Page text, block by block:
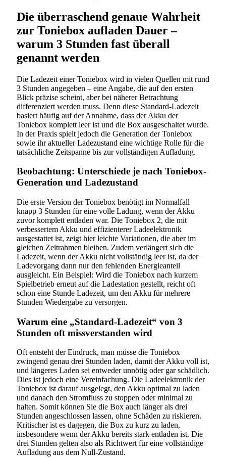
Die überraschend genaue Wahrheit
zur Toniebox aufladen Dauer –
warum 3 Stunden fast überall
genannt werden
Die Ladezeit einer Toniebox wird in vielen Quellen mit rund
3 Stunden angegeben – eine Angabe, die auf den ersten
Blick präzise scheint, aber bei näherer Betrachtung
differenziert werden muss. Denn diese Standard-Ladezeit
basiert häufig auf der Annahme, dass der Akku der
Toniebox komplett leer ist und die Box ausgeschaltet wurde.
In der Praxis spielt jedoch die Generation der Toniebox
sowie ihr aktueller Ladezustand eine wichtige Rolle für die
tatsächliche Zeitspanne bis zur vollständigen Aufladung.
Beobachtung: Unterschiede je nach Toniebox-
Generation und Ladezustand
Die erste Version der Toniebox benötigt im Normalfall
knapp 3 Stunden für eine volle Ladung, wenn der Akku
zuvor komplett entladen war. Die Toniebox 2, die mit
verbessertem Akku und effizienterer Ladeelektronik
ausgestattet ist, zeigt hier leichte Variationen, die aber im
gleichen Zeitrahmen bleiben. Zudem verlängert sich die
Ladezeit, wenn der Akku nicht vollständig leer ist, da der
Ladevorgang dann nur den fehlenden Energieanteil
ausgleicht. Ein Beispiel: Wird die Toniebox nach kurzem
Spielbetrieb erneut auf die Ladestation gestellt, reicht oft
schon eine Stunde Ladezeit, um den Akku für mehrere
Stunden Wiedergabe zu versorgen.
Warum eine „Standard-Ladezeit“ von 3
Stunden oft missverstanden wird
Oft entsteht der Eindruck, man müsse die Toniebox
zwingend genau drei Stunden laden, damit der Akku voll ist,
und längeres Laden sei entweder unnötig oder gar schädlich.
Dies ist jedoch eine Vereinfachung. Die Ladeelektronik der
Toniebox ist darauf ausgelegt, den Akku optimal zu laden
und danach den Stromfluss zu stoppen oder minimal zu
halten. Somit können Sie die Box auch länger als drei
Stunden angeschlossen lassen, ohne Schäden zu riskieren.
Kritischer ist es dagegen, die Box zu kurz zu laden,
insbesondere wenn der Akku bereits stark entladen ist. Die
drei Stunden gelten also als Richtwert für eine vollständige
Aufladung aus dem Null-Zustand.